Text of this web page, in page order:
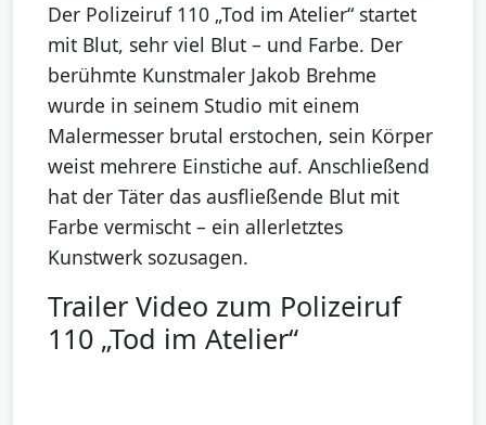
Der Polizeiruf 110 „Tod im Atelier“ startet
mit Blut, sehr viel Blut – und Farbe. Der
berühmte Kunstmaler Jakob Brehme
wurde in seinem Studio mit einem
Malermesser brutal erstochen, sein Körper
weist mehrere Einstiche auf. Anschließend
hat der Täter das ausfließende Blut mit
Farbe vermischt – ein allerletztes
Kunstwerk sozusagen.
Trailer Video zum Polizeiruf
110 „Tod im Atelier“